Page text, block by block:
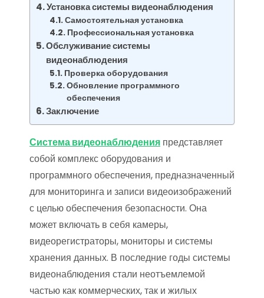
Установка системы видеонаблюдения
Самостоятельная установка
Профессиональная установка
Обслуживание системы
видеонаблюдения
Проверка оборудования
Обновление программного
обеспечения
Заключение
Система видеонаблюдения представляет
собой комплекс оборудования и
программного обеспечения, предназначенный
для мониторинга и записи видеоизображений
с целью обеспечения безопасности. Она
может включать в себя камеры,
видеорегистраторы, мониторы и системы
хранения данных. В последние годы системы
видеонаблюдения стали неотъемлемой
частью как коммерческих, так и жилых